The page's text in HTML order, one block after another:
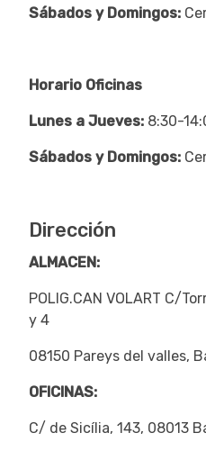
Sábados y Domingos:
Horario Oficinas
Lunes a Jueves: 8:30-
Sábados y Domingos:
Dirección
ALMACEN:
POLIG.CAN VOLART C/
y 4
08150 Pareys del valles,
OFICINAS:
C/ de Sicília, 143, 08013